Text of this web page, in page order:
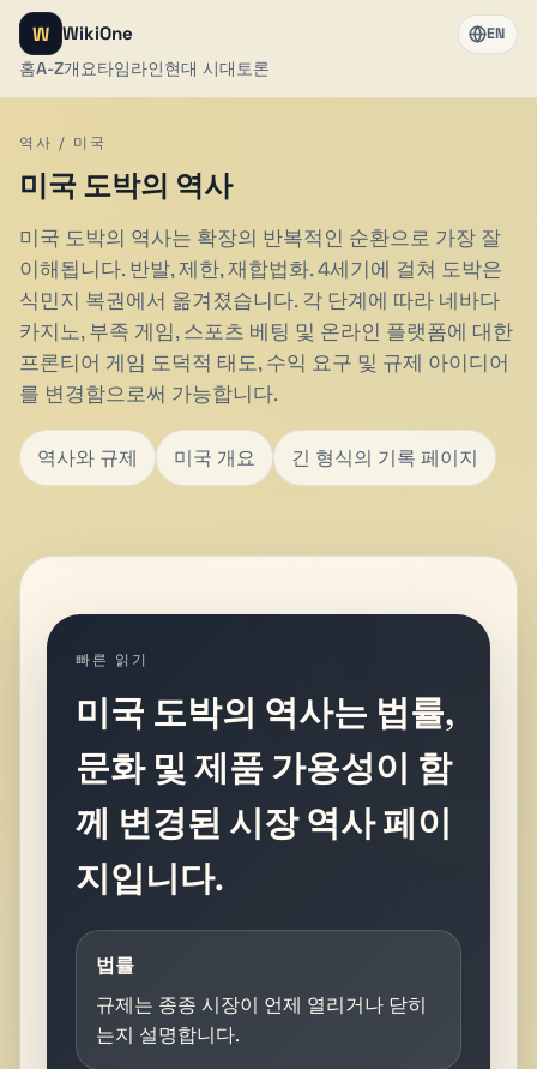
W WikiOne
홈A-Z개요타임라인현대 시대토론
EN
역사 / 미국
미국 도박의 역사
미국 도박의 역사는 확장의 반복적인 순환으로 가장 잘
이해됩니다. 반발, 제한, 재합법화. 4세기에 걸쳐 도박은
식민지 복권에서 옮겨졌습니다. 각 단계에 따라 네바다
카지노, 부족 게임, 스포츠 베팅 및 온라인 플랫폼에 대한
프론티어 게임 도덕적 태도, 수익 요구 및 규제 아이디어
를 변경함으로써 가능합니다.
역사와 규제 미국 개요 긴 형식의 기록 페이지
빠른 읽기
미국 도박의 역사는 법률,
문화 및 제품 가용성이 함
께 변경된 시장 역사 페이
지입니다.
법률
규제는 종종 시장이 언제 열리거나 닫히
는지 설명합니다.